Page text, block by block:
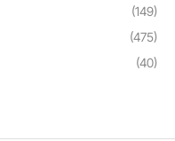
(149)
(475)
(40)